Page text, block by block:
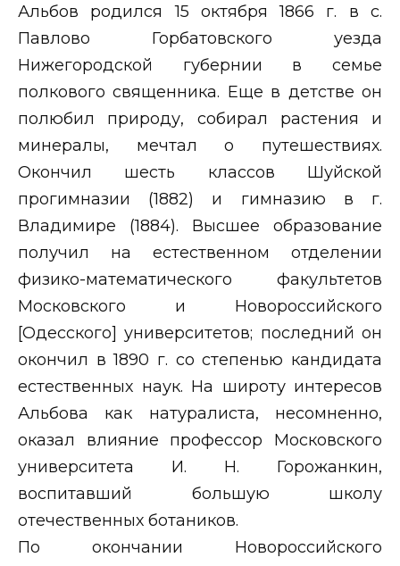
Альбов родился 15 октября 1866 г. в с.
Павлово Горбатовского уезда
Нижегородской губернии в семье
полкового священника. Еще в детстве он
полюбил природу, собирал растения и
минералы, мечтал о путешествиях.
Окончил шесть классов Шуйской
прогимназии (1882) и гимназию в г.
Владимире (1884). Высшее образование
получил на естественном отделении
физико-математического факультетов
Московского и Новороссийского
[Одесского] университетов; последний он
окончил в 1890 г. со степенью кандидата
естественных наук. На широту интересов
Альбова как натуралиста, несомненно,
оказал влияние профессор Московского
университета И. Н. Горожанкин,
воспитавший большую школу
отечественных ботаников.
По окончании Новороссийского